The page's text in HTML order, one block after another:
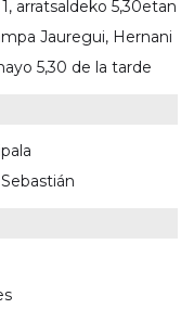
arratsaldeko 5,30etan
Jauregui, Hernani
5,30 de la tarde